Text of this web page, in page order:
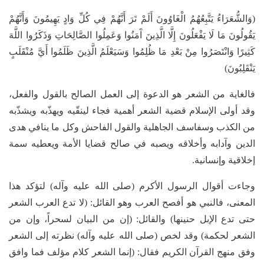
(وَالشُّعَرَاءُ يَتَّبِعُهُمُ الْغَاوُونَ أَلَمْ تَرَ أَنَّهُمْ فِي كُلِّ وَادٍ يَهِيمُونَ وَأَنَّهُمْ
يَقُولُونَ مَا لَا يَفْعَلُونَ إِلَّا الَّذِينَ آَمَنُوا وَعَمِلُوا الصَّالِحَاتِ وَذَكَرُوا اللَّهَ
كَثِيرًا وَانْتَصَرُوا مِنْ بَعْدِ مَا ظُلِمُوا وَسَيَعْلَمُ الَّذِينَ ظَلَمُوا أَيَّ مُنْقَلَبٍ
يَنْقَلِبُونَ)
فالغاية من الشعر هو الدعوة إلى العمل الصالح بالقول والفعل،
وقد أولى الإسلام قضية الشعر أهمية فجاء لينقّيه ويهذّبه ويشذّبه
من الكذب وسفاسف الجاهلية والقول الفاحش وكل ما ينافي هدى
الدين وآدابه وأخلاقه ويصبه في صالح قضايا الأمة ويعطيه سمة
إخلاقية وإنسانية.
وجاءت أقوال الرسول الأكرم (صلى الله عليه وآله) لتؤكد هذا
المعنى، فالنبي هو أفصح العرب وهو القائل: (لا تدع العرب الشعر
حتى تدع الإبل حنينها) والقائل: (إن من البيان لسحراً، وإن من
الشعر لحكمة) وقد لخص (صلى الله عليه وآله) نظرته إلى الشعر
وفق منهج القرآن الكريم فقال: (إنما الشعر كلام مؤلف فما وافق